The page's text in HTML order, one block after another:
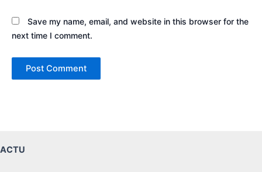
Save my name, email, and website in this browser for the
next time I comment.
ACTU